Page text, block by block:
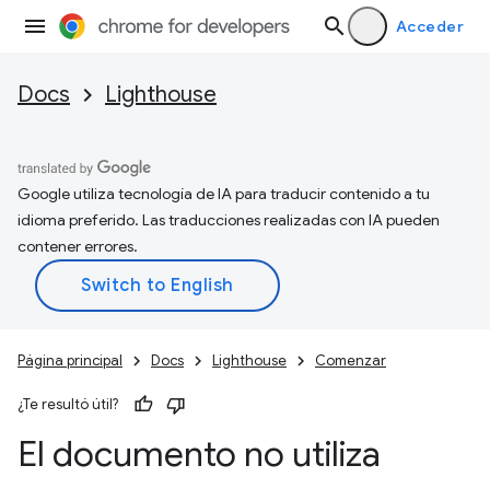
Acceder
Docs Lighthouse
Google utiliza tecnología de IA para traducir contenido a tu
idioma preferido. Las traducciones realizadas con IA pueden
contener errores.
Página principal Docs Lighthouse Comenzar
¿Te resultó útil?
El documento no utiliza